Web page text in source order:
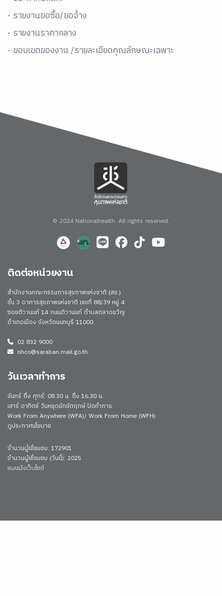
- รายงานขอซื้อ/ขอจ้าง
- รายงานราคากลาง
- ขอบเขตของงาน /รายละเอียดคุณลักษณะเฉพาะ
© 2024 Nationalhealth. All rights reserved.
ติดต่อหน่วยงาน
สำนักงานคณะกรรมการสุขภาพแห่งชาติ (สช.)
ชั้น 3 อาคารสุขภาพแห่งชาติ เลขที่ 88/39 หมู่ 4
ซอยติวานนท์ 14 ถนนติวานนท์ ตำบลตลาดขวัญ
อำเภอเมือง จังหวัดนนทบุรี 11000
02 832 9000
nhco@saraban.mail.go.th
วันเวลาทำการ
จันทร์ ถึง ศุกร์: 08.30 น. ถึง 16.30 น.
เสาร์ อาทิตย์ วันหยุดนักขัตฤกษ์ ปิดทำการ
Work From Anywhere (WFA)/ Work From Home (WFH)
ดูประกาศนโยบาย
จำนวนผู้เยี่ยมชม: 172901
จำนวนผู้เยี่ยมชม (วันนี้): 2025
แผนผังเว็บไซต์